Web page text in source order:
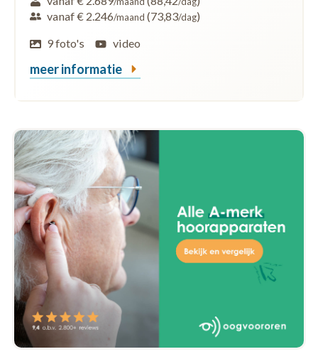
vanaf € 2.246/maand (73,83/dag)
9 foto's
video
meer informatie